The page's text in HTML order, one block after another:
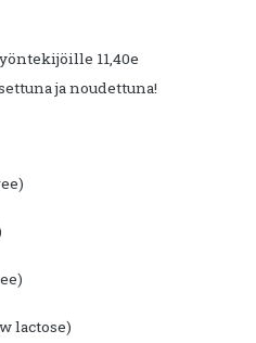
11,40e
ja noudettuna!
lactose)